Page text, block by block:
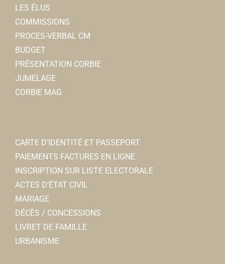
LES ÉLUS
COMMISSIONS
PROCES-VERBAL CM
BUDGET
PRÉSENTATION CORBIE
JUMELAGE
CORBIE MAG
CARTE D’IDENTITÉ ET PASSEPORT
PAIEMENTS FACTURES EN LIGNE
INSCRIPTION SUR LISTE ELECTORALE
ACTES D’ÉTAT CIVIL
MARIAGE
DÉCÈS / CONCESSIONS
LIVRET DE FAMILLE
URBANISME